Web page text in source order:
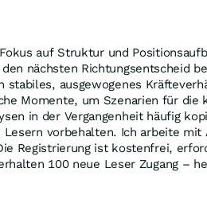
auf Struktur und
nächsten Richtungsentscheid
stabiles, ausgewogenes
Momente, um Szenarien für die
in der Vergangenheit häufig
vorbehalten. Ich arbeite mit
Registrierung ist kostenfrei,
100 neue Leser Zugang –